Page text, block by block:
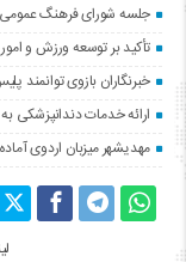
جلسه شورای فرهنگ عمومی
تأکید بر توسعه ورزش و
خبرنگاران بازوی توانمند
ارائه خدمات
مهدیشهر میزبان اردوی